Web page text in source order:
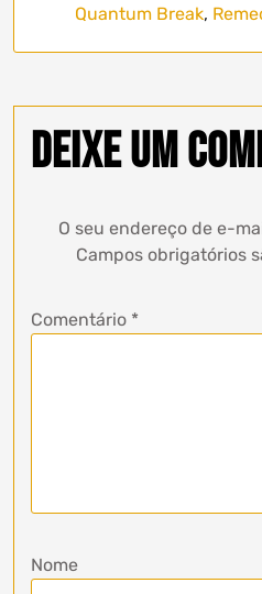
Quantum Break,
Deixe um
O seu endereço de e-
Campos obrigatórios
Comentário *
Nome